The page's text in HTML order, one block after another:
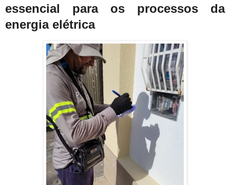
essencial para os processos da
energia elétrica